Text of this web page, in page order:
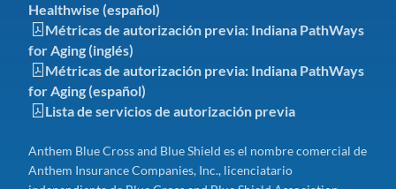
Healthwise (español)
Métricas de autorización previa: Indiana PathWays
for Aging (inglés)
Métricas de autorización previa: Indiana PathWays
for Aging (español)
Lista de servicios de autorización previa
Anthem Blue Cross and Blue Shield es el nombre comercial de
Anthem Insurance Companies, Inc., licenciatario